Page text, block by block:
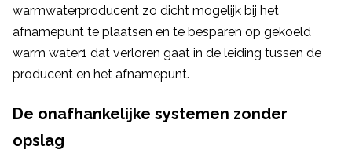
warmwaterproducent zo dicht mogelijk bij het
afnamepunt te plaatsen en te besparen op gekoeld
warm water1 dat verloren gaat in de leiding tussen de
producent en het afnamepunt.
De onafhankelijke systemen zonder
opslag